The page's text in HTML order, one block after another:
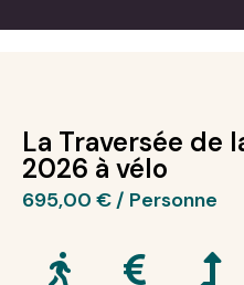
La Traversée de
2026 à vélo
695,00 €